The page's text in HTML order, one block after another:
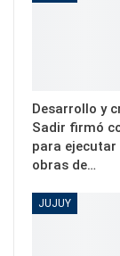
Desarrollo y
Sadir firmó
para ejecutar
obras de…
JUJUY